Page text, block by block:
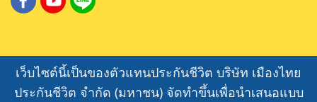
เว็บไซต์นี้เป็นของตัวแทนประกันชีวิต บริษัท เมืองไทย
ประกันชีวิต จำกัด (มหาชน) จัดทำขึ้นเพื่อนำเสนอแบบ